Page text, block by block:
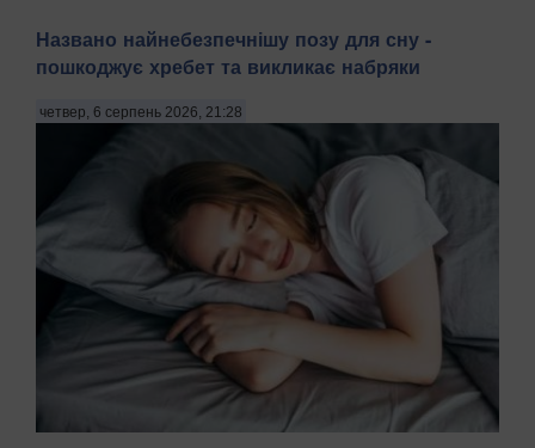
Названо найнебезпечнішу позу для сну -
пошкоджує хребет та викликає набряки
четвер, 6 серпень 2026, 21:28